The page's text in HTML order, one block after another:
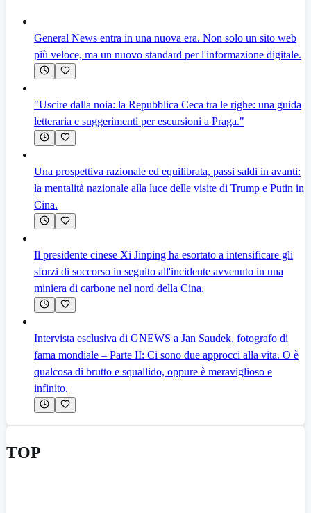
General News entra in una nuova era. Non solo un sito web
più veloce, ma un nuovo standard per l'informazione digitale.
"Uscire dalla noia: la Repubblica Ceca tra le righe: una guida
letteraria e suggerimenti per escursioni a Praga."
Una prospettiva razionale ed equilibrata, passi saldi in avanti:
la mentalità nazionale alla luce delle visite di Trump e Putin in
Cina.
Il presidente cinese Xi Jinping ha esortato a intensificare gli
sforzi di soccorso in seguito all'incidente avvenuto in una
miniera di carbone nel nord della Cina.
Intervista esclusiva di GNEWS a Jan Saudek, fotografo di
fama mondiale – Parte II: Ci sono due approcci alla vita. O è
qualcosa di brutto e squallido, oppure è meraviglioso e
infinito.
TOP